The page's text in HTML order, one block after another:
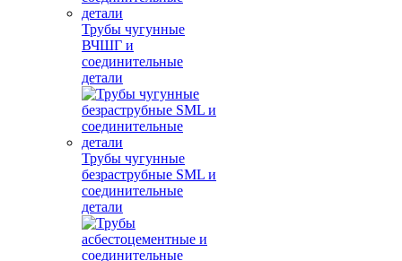
Трубы чугунные
ВЧШГ и
соединительные
детали
Трубы чугунные
безраструбные SML и
соединительные
детали